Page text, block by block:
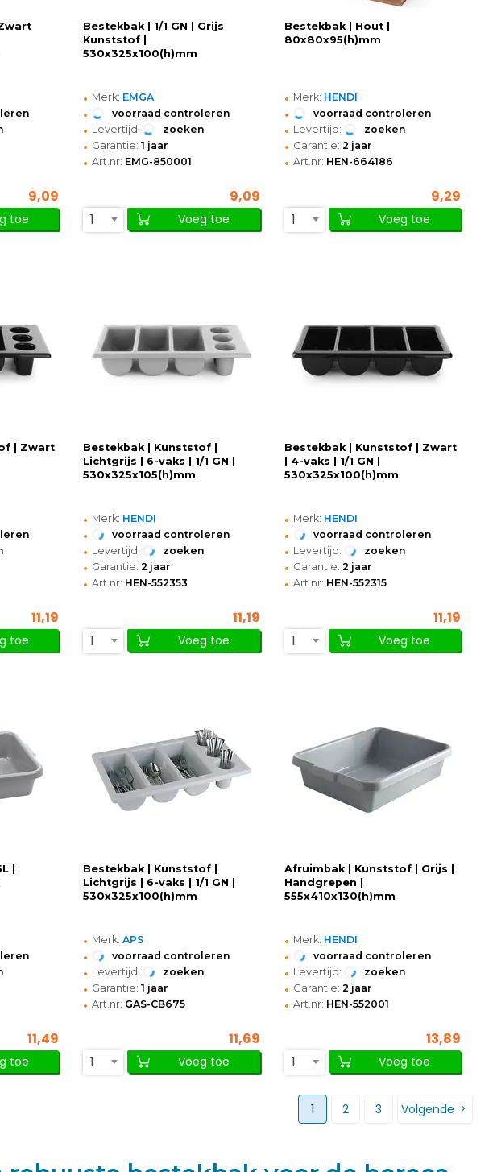
9,09
toe
Bestekbak | 1/1 GN | Grijs
Kunststof |
530x325x100(h)mm
• Merk: EMGA
• voorraad controleren
• Levertijd: zoeken
• Garantie: 1 jaar
• Art.nr: EMG-850001
9,09
1
Voeg toe
Bestekbak | Hout |
80x80x95(h)mm
• Merk: HENDI
• voorraad controleren
• Levertijd: zoeken
• Garantie: 2 jaar
• Art.nr: HEN-664186
9,29
1
Voeg toe
| Zwart
11,19
toe
Bestekbak | Kunststof |
Lichtgrijs | 6-vaks | 1/1 GN |
530x325x105(h)mm
• Merk: HENDI
• voorraad controleren
• Levertijd: zoeken
• Garantie: 2 jaar
• Art.nr: HEN-552353
11,19
1
Voeg toe
Bestekbak | Kunststof | Zwart
| 4-vaks | 1/1 GN |
530x325x100(h)mm
• Merk: HENDI
• voorraad controleren
• Levertijd: zoeken
• Garantie: 2 jaar
• Art.nr: HEN-552315
11,19
1
Voeg toe
|
11,49
toe
Bestekbak | Kunststof |
Lichtgrijs | 6-vaks | 1/1 GN |
530x325x100(h)mm
• Merk: APS
• voorraad controleren
• Levertijd: zoeken
• Garantie: 1 jaar
• Art.nr: GAS-CB675
11,69
1
Voeg toe
Afruimbak | Kunststof | Grijs |
Handgrepen |
555x410x130(h)mm
• Merk: HENDI
• voorraad controleren
• Levertijd: zoeken
• Garantie: 2 jaar
• Art.nr: HEN-552001
13,89
1
Voeg toe
1 2 3 Volgende